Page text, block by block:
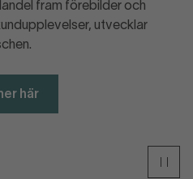
fram förebilder och
utvecklar
här